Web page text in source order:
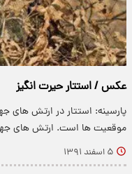
عکس / استتار حیرت انگیز
پارسینه: استتار در ارتش های
موقعیت ها است. ارتش های
۵ اسفند ۱۳۹۱